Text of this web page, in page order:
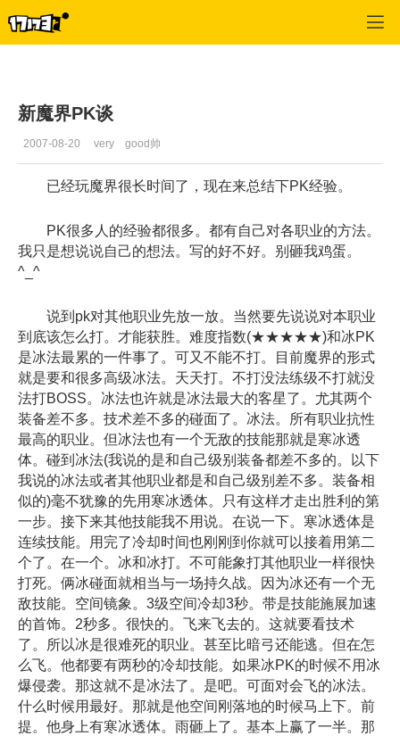
新魔界PK谈
2007-08-20 very good帅
已经玩魔界很长时间了，现在来总结下PK经验。
PK很多人的经验都很多。都有自己对各职业的方法。
我只是想说说自己的想法。写的好不好。别砸我鸡蛋。
^_^
说到pk对其他职业先放一放。当然要先说说对本职业
到底该怎么打。才能获胜。难度指数(★★★★★)和冰PK
是冰法最累的一件事了。可又不能不打。目前魔界的形式
就是要和很多高级冰法。天天打。不打没法练级不打就没
法打BOSS。冰法也许就是冰法最大的客星了。尤其两个
装备差不多。技术差不多的碰面了。冰法。所有职业抗性
最高的职业。但冰法也有一个无敌的技能那就是寒冰透
体。碰到冰法(我说的是和自己级别装备都差不多的。以下
我说的冰法或者其他职业都是和自己级别差不多。装备相
似的)毫不犹豫的先用寒冰透体。只有这样才走出胜利的第
一步。接下来其他技能我不用说。在说一下。寒冰透体是
连续技能。用完了冷却时间也刚刚到你就可以接着用第二
个了。在一个。冰和冰打。不可能象打其他职业一样很快
打死。俩冰碰面就相当与一场持久战。因为冰还有一个无
敌技能。空间镜象。3级空间冷却3秒。带是技能施展加速
的首饰。2秒多。很快的。飞来飞去的。这就要看技术
了。所以冰是很难死的职业。甚至比暗弓还能逃。但在怎
么飞。他都要有两秒的冷却技能。如果冰PK的时候不用冰
爆侵袭。那这就不是冰法了。是吧。可面对会飞的冰法。
什么时候用最好。那就是他空间刚落地的时候马上下。前
提。他身上有寒冰透体。雨砸上了。基本上赢了一半。那